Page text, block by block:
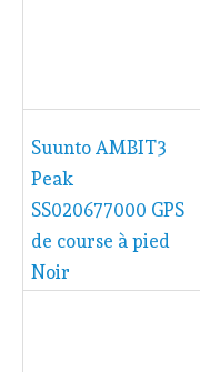
Suunto AMBIT3
Peak
SS020677000 GPS
de course à pied
Noir